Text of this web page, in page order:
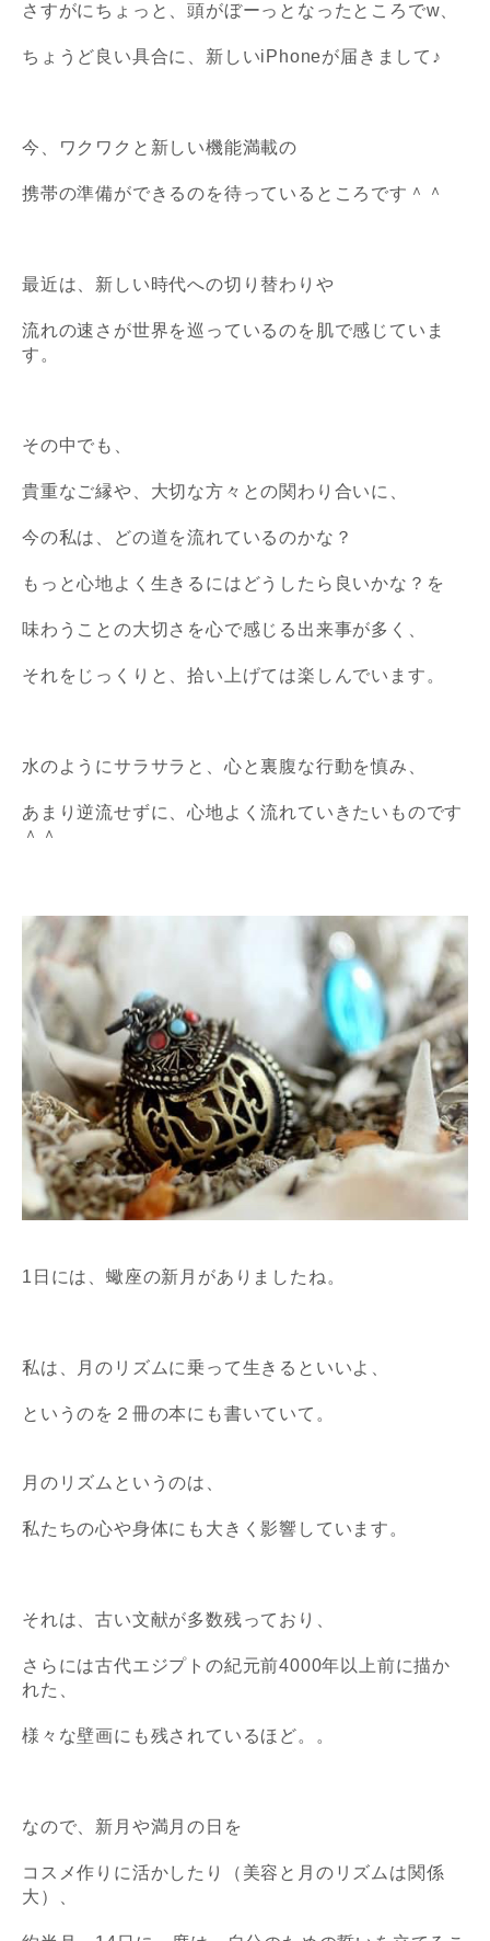
さすがにちょっと、頭がぼーっとなったところでw、
ちょうど良い具合に、新しいiPhoneが届きまして♪
今、ワクワクと新しい機能満載の
携帯の準備ができるのを待っているところです＾＾
最近は、新しい時代への切り替わりや
流れの速さが世界を巡っているのを 肌で感じていま
す。
その中でも、
貴重なご縁や、大切な方々との関わり合いに、
今の私は、どの道を流れているのかな？
もっと心地よく生きるにはどうしたら良いかな？ を
味わうことの大切さを心で感じる出来事が多く、
それをじっくりと、拾い上げては楽しんでいます。
水のようにサラサラと、心と裏腹な行動を慎み、
あまり逆流せずに、心地よく流れていきたいものです
＾＾
1日には、蠍座の新月がありましたね。
私は、月のリズムに乗って生きるといいよ、
というのを２冊の本にも書いていて。
月のリズムというのは、
私たちの心や身体にも大きく影響しています。
それは、古い文献が多数残っており、
さらには古代エジプトの紀元前4000年以上前に描か
れた、
様々な壁画にも残されているほど。。
なので、新月や満月の日を
コスメ作りに活かしたり（美容と月のリズムは関係
大）、